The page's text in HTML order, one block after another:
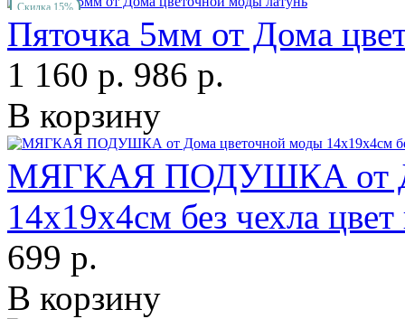
Скидка 15%
Пяточка 5мм от Дома
1 160 р. 986 р.
В корзину
МЯГКАЯ ПОДУШКА от
14х19х4см без чехла
699 р.
В корзину